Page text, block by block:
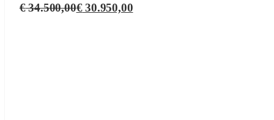
€34.500,00€30.950,00